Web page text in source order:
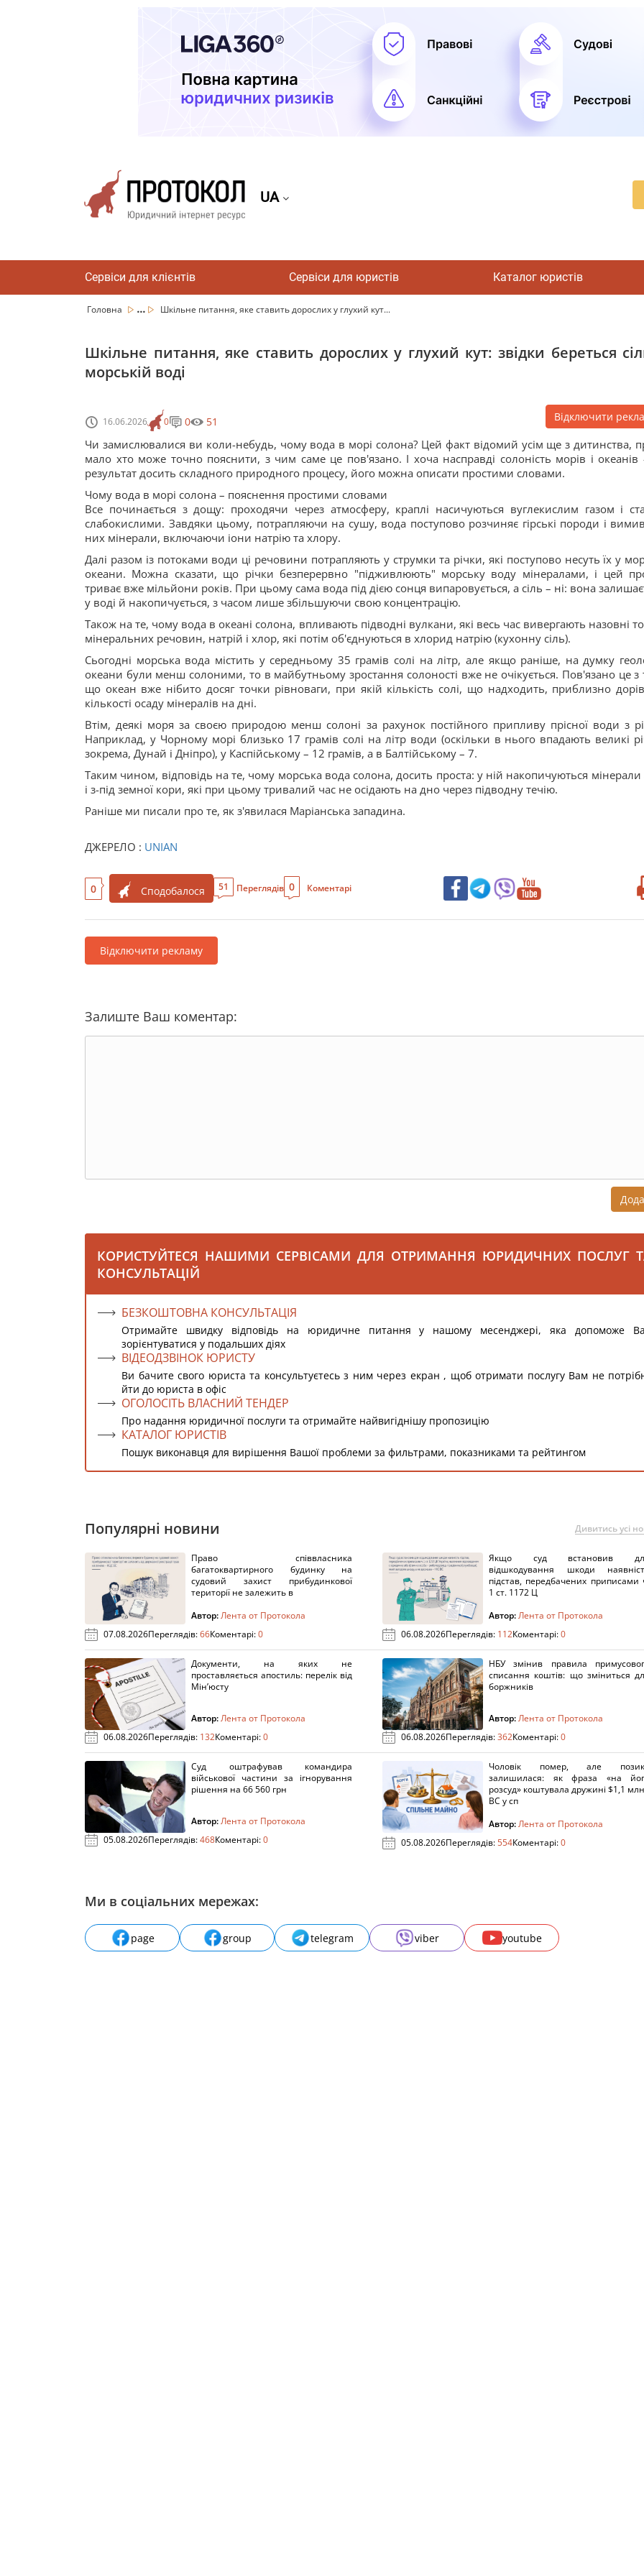
UA
Сервіси для клієнтів Сервіси для юристів Каталог юристів
Головна ... Шкільне питання, яке ставить дорослих у глухий кут...
Шкільне питання, яке ставить дорослих у глухий кут: звідки береться
морській воді
16.06.2026 0 0 51 Відключити
Чи замислювалися ви коли-небудь, чому вода в морі солона? Цей факт відомий усім ще з дитинства,
мало хто може точно пояснити, з чим саме це пов'язано. І хоча насправді солоність морів і океанів
результат досить складного природного процесу, його можна описати простими словами.
Чому вода в морі солона – пояснення простими словами
Все починається з дощу: проходячи через атмосферу, краплі насичуються вуглекислим газом і
слабокислими. Завдяки цьому, потрапляючи на сушу, вода поступово розчиняє гірські породи і
них мінерали, включаючи іони натрію та хлору.
Далі разом із потоками води ці речовини потрапляють у струмки та річки, які поступово несуть їх у
океани. Можна сказати, що річки безперервно "підживлюють" морську воду мінералами, і цей
триває вже мільйони років. При цьому сама вода під дією сонця випаровується, а сіль – ні: вона
у воді й накопичується, з часом лише збільшуючи свою концентрацію.
Також на те, чому вода в океані солона, впливають підводні вулкани, які весь час вивергають назовні
мінеральних речовин, натрій і хлор, які потім об'єднуються в хлорид натрію (кухонну сіль).
Сьогодні морська вода містить у середньому 35 грамів солі на літр, але якщо раніше, на думку
океани були менш солоними, то в майбутньому зростання солоності вже не очікується. Пов'язано це з
що океан вже нібито досяг точки рівноваги, при якій кількість солі, що надходить, приблизно
кількості осаду мінералів на дні.
Втім, деякі моря за своєю природою менш солоні за рахунок постійного припливу прісної води з
Наприклад, у Чорному морі близько 17 грамів солі на літр води (оскільки в нього впадають великі
зокрема, Дунай і Дніпро), у Каспійському – 12 грамів, а в Балтійському – 7.
Таким чином, відповідь на те, чому морська вода солона, досить проста: у ній накопичуються мінерали
і з-під земної кори, які при цьому тривалий час не осідають на дно через підводну течію.
Раніше ми писали про те, як з'явилася Маріанська западина.
ДЖЕРЕЛО : UNIAN
0 Сподобалося 51 Переглядів 0 Коментарі
Відключити рекламу
Залиште Ваш коментар:
КОРИСТУЙТЕСЯ НАШИМИ СЕРВІСАМИ ДЛЯ ОТРИМАННЯ ЮРИДИЧНИХ ПОСЛУГ
КОНСУЛЬТАЦІЙ
БЕЗКОШТОВНА КОНСУЛЬТАЦІЯ
Отримайте швидку відповідь на юридичне питання у нашому месенджері, яка допоможе
зорієнтуватися у подальших діях
ВІДЕОДЗВІНОК ЮРИСТУ
Ви бачите свого юриста та консультуєтесь з ним через екран , щоб отримати послугу Вам не
йти до юриста в офіс
ОГОЛОСІТЬ ВЛАСНИЙ ТЕНДЕР
Про надання юридичної послуги та отримайте найвигіднішу пропозицію
КАТАЛОГ ЮРИСТІВ
Пошук виконавця для вирішення Вашої проблеми за фильтрами, показниками та рейтингом
Популярні новини Дивитись усі
Право співвласника
багатоквартирного будинку на
судовий захист прибудинкової
території не залежить в
Автор:Лента от Протокола
07.08.2026Переглядів:66Коментарі:0
Якщо суд встановив
відшкодування шкоди
підстав, передбачених приписами
1 ст. 1172 Ц
Автор:Лента от Протокола
06.08.2026Переглядів: 112Коментарі:0
Документи, на яких не
проставляється апостиль: перелік від
Мін’юсту
Автор:Лента от Протокола
06.08.2026Переглядів: 132Коментарі:0
НБУ змінив правила
списання коштів: що зміниться
боржників
Автор:Лента от Протокола
06.08.2026Переглядів:362Коментарі:0
Суд оштрафував командира
військової частини за ігнорування
рішення на 66 560 грн
Автор:Лента от Протокола
05.08.2026Переглядів:468Коментарі:0
Чоловік помер, але
залишилася: як фраза «на
розсуд» коштувала дружині $1,1
ВС у сп
Автор:Лента от Протокола
05.08.2026Переглядів:554Коментарі:0
Ми в соціальних мережах:
page group telegram viber youtube